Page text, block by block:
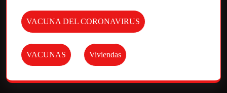
VACUNA DEL CORONAVIRUS
VACUNAS Viviendas